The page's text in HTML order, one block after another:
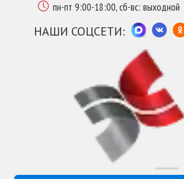
пн-пт 9:00-18:00, сб-вс: выходной
НАШИ СОЦСЕТИ: